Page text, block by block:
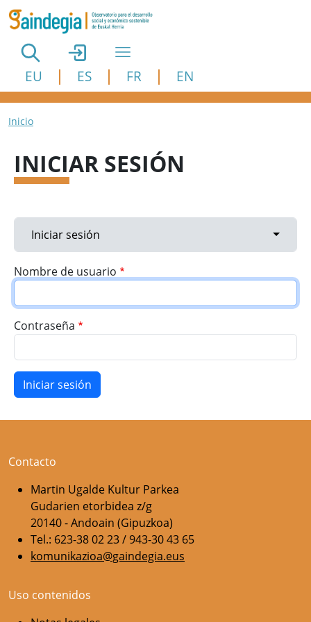
Pasar al contenido principal
EU ES FR EN
Ruta de navegación
Inicio
INICIAR SESIÓN
Solapas principales
Iniciar sesión Toggle
Nombre de usuario
Contraseña
Contacto
Martin Ugalde Kultur Parkea
Gudarien etorbidea z/g
20140 - Andoain (Gipuzkoa)
Tel.: 623-38 02 23 / 943-30 43 65
komunikazioa@gaindegia.eus
Uso contenidos